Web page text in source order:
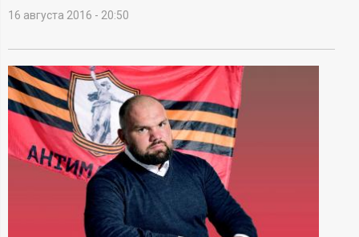
и
н
ф
о
16 августа 2016 - 20:50